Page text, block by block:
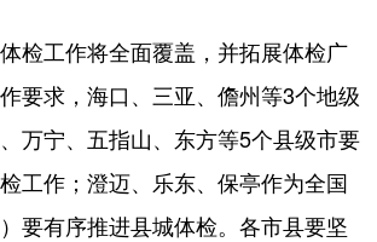
工作将全面覆盖，并拓展体检广
要求，海口、三亚、儋州等3个地级
万宁、五指山、东方等5个县级市要
工作；澄迈、乐东、保亭作为全国
要有序推进县城体检。各市县要坚